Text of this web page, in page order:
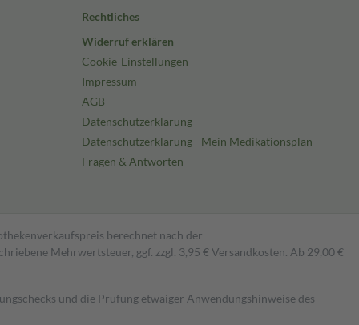
Rechtliches
Widerruf erklären
Cookie-Einstellungen
Impressum
AGB
Datenschutzerklärung
Datenschutzerklärung - Mein Medikationsplan
Fragen & Antworten
berechnet nach der
Mehrwertsteuer, ggf. zzgl. 3,95 € Versandkosten. Ab 29,00 €
und die Prüfung etwaiger Anwendungshinweise des